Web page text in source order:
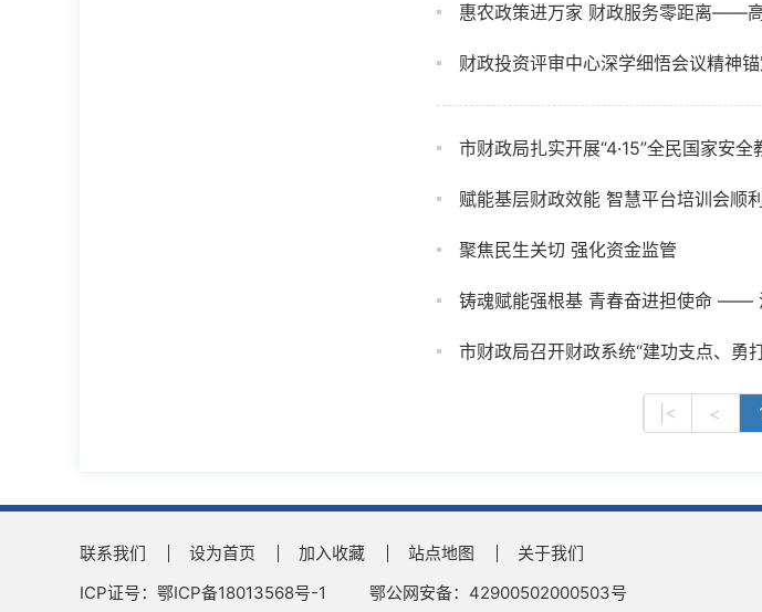
惠农政策进万家 财政服务零距离——
财政投资评审中心深学细悟会议精神
市财政局扎实开展“4·15”全民国家安
赋能基层财政效能 智慧平台培训会顺
聚焦民生关切 强化资金监管
铸魂赋能强根基 青春奋进担使命 ——
市财政局召开财政系统“建功支点、勇
|< <
联系我们 设为首页 加入收藏 站点地图
关于我们
ICP证号：鄂ICP备18013568号-1
鄂公网安备：42900502000503号